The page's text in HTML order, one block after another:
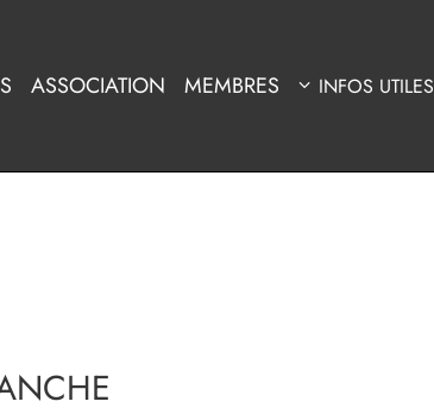
ASSOCIATION MEMBRES INFOS UTILES